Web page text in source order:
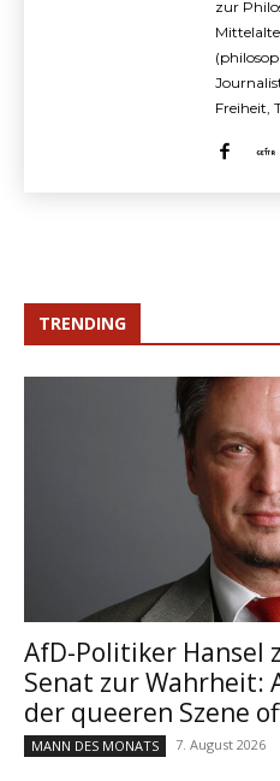
zur
Freiheit,
TRENDING
AfD-Politiker Hansel
Senat zur Wahrheit:
der queeren Szene
MANN DES MONATS 7. August 2026